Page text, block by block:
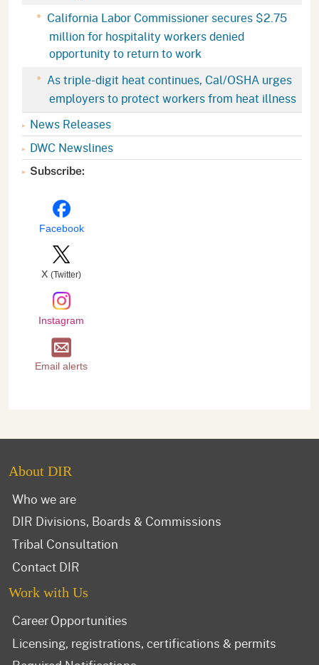
California Labor Commissioner secures $2.75
million for hospitality workers denied
opportunity to return to work
As triple-digit heat continues, Cal/OSHA urges
employers to protect workers from heat illness
News Releases
DWC Newslines
Subscribe:
Facebook
X (Twitter)
Instagram
Email alerts
About DIR
Who we are
DIR Divisions, Boards & Commissions
Tribal Consultation
Contact DIR
Work with Us
Career Opportunities
Licensing, registrations, certifications & permits